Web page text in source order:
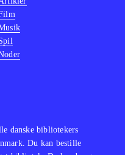
danske bibliotekers
Du kan bestille